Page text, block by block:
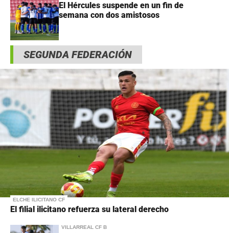
El Hércules suspende en un fin de
semana con dos amistosos
SEGUNDA FEDERACIÓN
ELCHE ILICITANO CF
El filial ilicitano refuerza su lateral derecho
VILLARREAL CF B